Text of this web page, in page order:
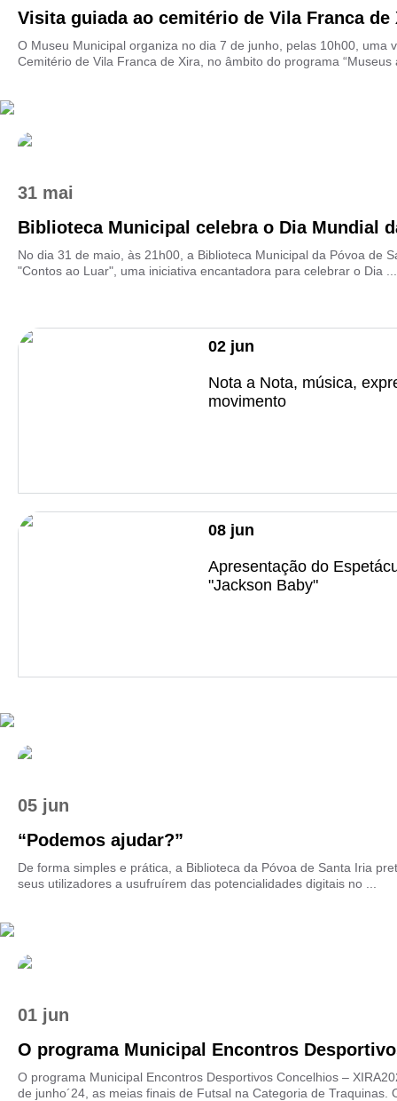
Visita guiada ao cemitério de Vila Franca de
O Museu Municipal organiza no dia 7 de junho, pelas 10h00, uma
Cemitério de Vila Franca de Xira, no âmbito do programa “Museus
31 mai
Biblioteca Municipal celebra o Dia Mundial
No dia 31 de maio, às 21h00, a Biblioteca Municipal da Póvoa de
"Contos ao Luar", uma iniciativa encantadora para celebrar o Dia ...
02 jun
Nota a Nota, música,
movimento
08 jun
Apresentação do
"Jackson Baby"
05 jun
“Podemos ajudar?”
De forma simples e prática, a Biblioteca da Póvoa de Santa Iria
seus utilizadores a usufruírem das potencialidades digitais no ...
01 jun
O programa Municipal Encontros
O programa Municipal Encontros Desportivos Concelhios –
de junho´24, as meias finais de Futsal na Categoria de Traquinas.